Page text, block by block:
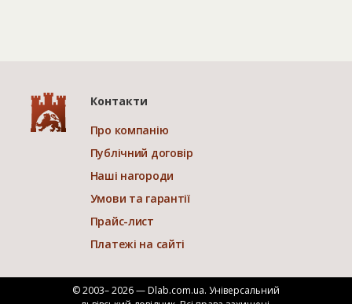
Контакти
Про компанію
Публічний договір
Наші нагороди
Умови та гарантії
Прайс-лист
Платежі на сайті
© 2003– 2026 — Dlab.com.ua. Універсальний